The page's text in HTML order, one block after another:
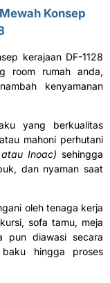
Konsep
kerajaan DF-1128
room rumah anda,
kenyamanan
yang berkualitas
mahoni perhutani
Inoac) sehingga
dan nyaman saat
oleh tenaga kerja
sofa tamu, meja
pun diawasi secara
hingga proses